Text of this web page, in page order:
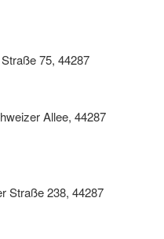
75, 44287
Allee, 44287
Straße 238, 44287